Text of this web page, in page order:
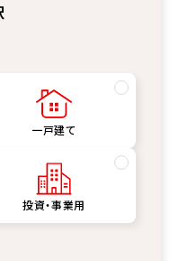
一戸建て
投資・事業用